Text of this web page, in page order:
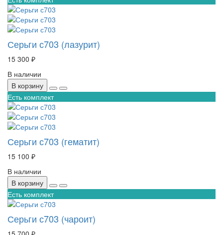
Серьги с703 (лазурит)
15 300 ₽
В наличии
В корзину
Есть комплект
Серьги с703 (гематит)
15 100 ₽
В наличии
В корзину
Есть комплект
Серьги с703 (чароит)